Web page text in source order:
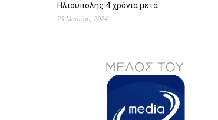
Ηλιούπολης 4 χρόνια μετά
23 Μαρτίου, 2024